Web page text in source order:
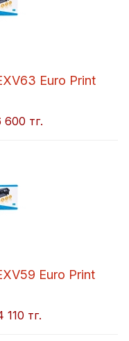
Euro Print
600 тг.
Euro Print
110 тг.